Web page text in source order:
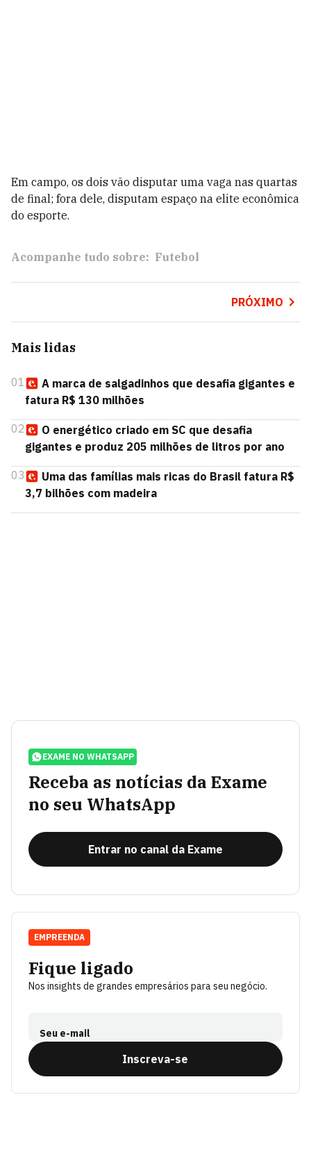
Em campo, os dois vão disputar uma vaga nas quartas
de final; fora dele, disputam espaço na elite econômica
do esporte.
Acompanhe tudo sobre: Futebol
PRÓXIMO
Mais lidas
01
A marca de salgadinhos que desafia gigantes e
fatura R$ 130 milhões
02
O energético criado em SC que desafia
gigantes e produz 205 milhões de litros por ano
03
Uma das famílias mais ricas do Brasil fatura R$
3,7 bilhões com madeira
EXAME NO WHATSAPP
Receba as notícias da Exame
no seu WhatsApp
Entrar no canal da Exame
Fique ligado
Nos insights de grandes empresários para seu negócio.
Seu e-mail
Inscreva-se
EMPREENDA